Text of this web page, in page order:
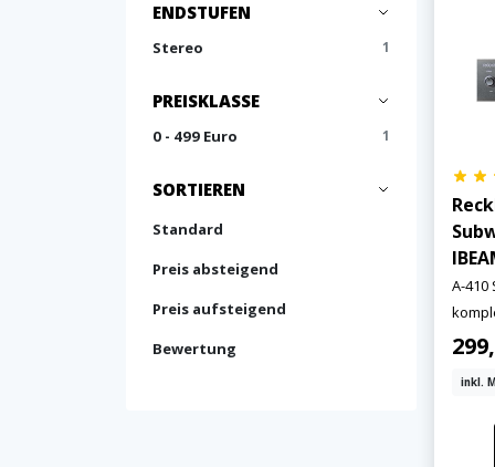
ENDSTUFEN
Stereo 1
PREISKLASSE
0 - 499 Euro 1
SORTIEREN
Standard
Preis absteigend
Preis aufsteigend
Bewertung
A-
inkl.